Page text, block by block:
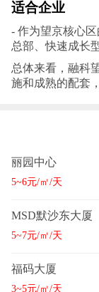
适合企业
- 作为望京核心
总部、快速成长
总体来看，融科
施和成熟的配套
丽园中心
5~6元/㎡/天
MSD默沙东大厦
5~7元/㎡/天
福码大厦
3~5元/㎡/天